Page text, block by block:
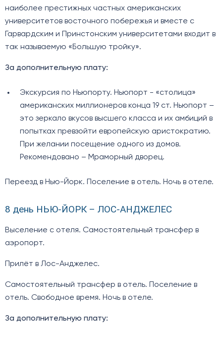
наиболее престижных частных американских
университетов восточного побережья и вместе с
Гарвардским и Принстонским университетами входит в
так называемую «Большую тройку».
За дополнительную плату:
Экскурсия по Ньюпорту. Ньюпорт - «столица»
американских миллионеров конца 19 ст. Ньюпорт –
это зеркало вкусов высшего класса и их амбиций в
попытках превзойти европейскую аристократию.
При желании посещение одного из домов.
Рекомендовано – Мраморный дворец.
Переезд в Нью-Йорк. Поселение в отель. Ночь в отеле.
8 день НЬЮ-ЙОРК – ЛОС-АНДЖЕЛЕС
Выселение с отеля. Самостоятельный трансфер в
аэропорт.
Прилёт в Лос-Анджелес.
Самостоятельный трансфер в отель. Поселение в
отель. Свободное время. Ночь в отеле.
За дополнительную плату: